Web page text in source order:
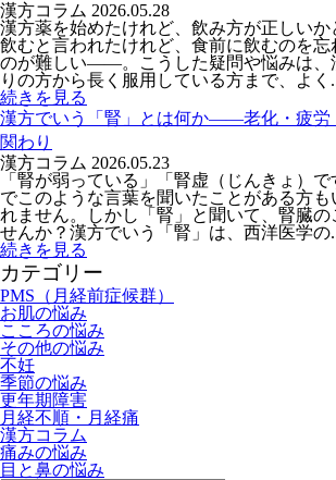
漢方コラム 2026.05.28
漢方薬を始めたけれど、飲み方が正しいか
飲むと言われたけれど、食前に飲むのを忘
のが難しい——。こうした疑問や悩みは、
りの方から長く服用している方まで、よく
続きを見る
漢方でいう「腎」とは何か――老化・疲労
関わり
漢方コラム 2026.05.23
「腎が弱っている」「腎虚（じんきょ）
でこのような言葉を聞いたことがある方も
れません。しかし「腎」と聞いて、腎臓の
せんか？漢方でいう「腎」は、西洋医学の
続きを見る
カテゴリー
PMS（月経前症候群）
お肌の悩み
こころの悩み
その他の悩み
不妊
季節の悩み
更年期障害
月経不順・月経痛
漢方コラム
痛みの悩み
目と鼻の悩み